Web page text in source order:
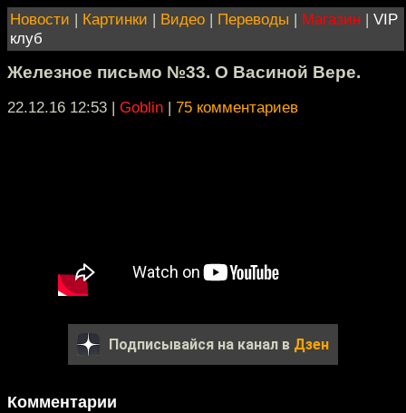
Новости | Картинки | Видео | Переводы | Магазин | VIP
клуб
Железное письмо №33. О Васиной Вере.
22.12.16 12:53 | Goblin | 75 комментариев
Подписывайся на канал в Дзен
Комментарии